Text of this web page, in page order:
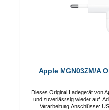
Apple MGN03ZM/A
Dieses Original Ladegerät von
und zuverlässsig wieder auf. Adapter Original Apple
Verarbeitung